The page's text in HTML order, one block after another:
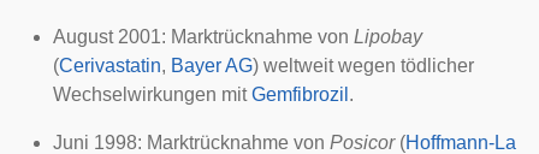
August 2001: Marktrücknahme von Lipobay
(Cerivastatin, Bayer AG) weltweit wegen tödlicher
Wechselwirkungen mitGemfibrozil .
Juni 1998: Marktrücknahme von Posicor(Hoffmann-La